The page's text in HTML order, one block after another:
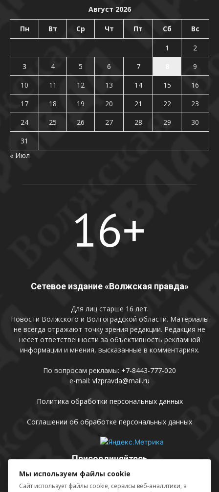
Август 2026
Пн Вт Ср Чт Пт Сб Вс
1
2
3
4 5 6 7
9
10
11 12 13 14 15
16
17
18 19 20 21 22
23
24
25 26 27 28 29
30
31
« Июл
Сетевое издание «Волжская правда»
Для лиц старше 16 лет.
Новости Волжского и Волгоградской области. Материалы
не всегда отражают точку зрения редакции. Редакция не
несет ответственности за объективность рекламной
информации и мнения, высказанные в комментариях.
По вопросам рекламы: +7-8443-777-020
e-mail: vlzpravda@mail.ru
Политика обработки персональных данных
Соглашении об обработке персональных данных
Присоединяйтесь
Мы используем файлы cookie
Сайт использует файлы cookie, сервисы веб-аналитики, а